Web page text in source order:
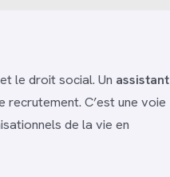
le droit social. Un assistant
C’est une voie
de la vie en